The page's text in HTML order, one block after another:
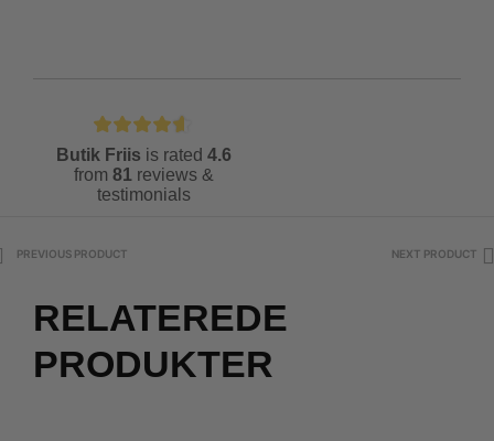
Butik Friis is rated 4.6
from 81 reviews &
testimonials
PREVIOUS PRODUCT NEXT PRODUCT
RELATEREDE
PRODUKTER